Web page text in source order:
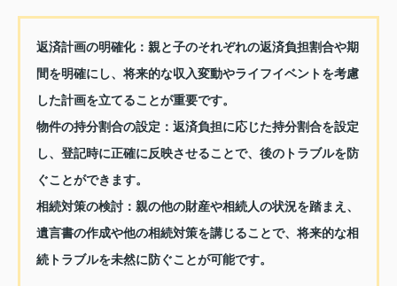
返済計画の明確化： 親と子のそれぞれの返済負担割合や期
間を明確にし、将来的な収入変動やライフイベントを考慮
した計画を立てることが重要です。
物件の持分割合の設定： 返済負担に応じた持分割合を設定
し、登記時に正確に反映させることで、後のトラブルを防
ぐことができます。
相続対策の検討： 親の他の財産や相続人の状況を踏まえ、
遺言書の作成や他の相続対策を講じることで、将来的な相
続トラブルを未然に防ぐことが可能です。